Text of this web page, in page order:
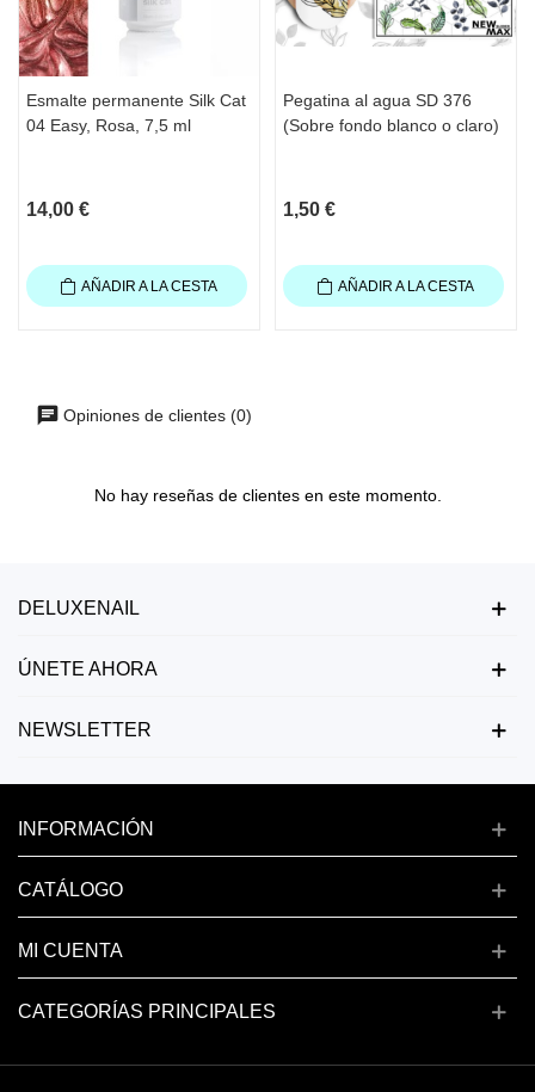
Esmalte permanente Silk Cat
04 Easy, Rosa, 7,5 ml
14,00 €
AÑADIR A LA CESTA
Pegatina al agua SD 376
(Sobre fondo blanco o claro)
1,50 €
AÑADIR A LA CESTA
Opiniones de clientes (0)
No hay reseñas de clientes en este momento.
DELUXENAIL
ÚNETE AHORA
NEWSLETTER
INFORMACIÓN
CATÁLOGO
MI CUENTA
CATEGORÍAS PRINCIPALES